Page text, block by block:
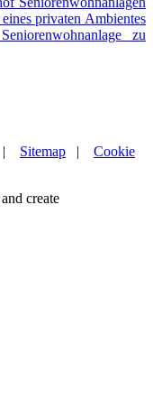
privaten Ambientes
zu
| Sitemap | Cookie
create